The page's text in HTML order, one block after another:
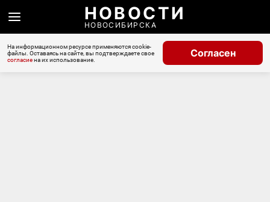
НОВОСТИ
НОВОСИБИРСКА
На информационном ресурсе применяются cookie-
файлы. Оставаясь на сайте, вы подтверждаете свое
согласиена их использование.
Согласен